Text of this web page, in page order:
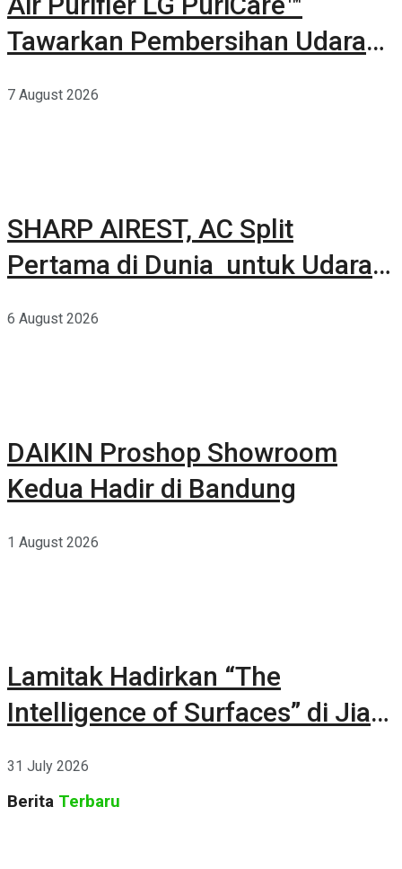
Tawarkan Pembersihan Udara
7 August 2026
SHARP AIREST, AC Split
Pertama di Dunia untuk Udara
6 August 2026
DAIKIN Proshop Showroom
Kedua Hadir di Bandung
1 August 2026
Lamitak Hadirkan “The
Intelligence of Surfaces” di Jia
31 July 2026
Berita Terbaru